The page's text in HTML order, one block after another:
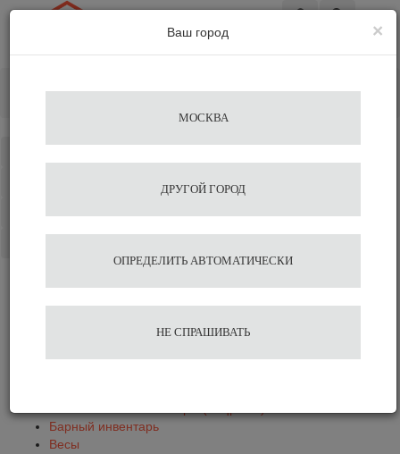
Барный инвентарь
Весы
×
Ваш город
МОСКВА
ДРУГОЙ ГОРОД
ОПРЕДЕЛИТЬ АВТОМАТИЧЕСКИ
НЕ СПРАШИВАТЬ